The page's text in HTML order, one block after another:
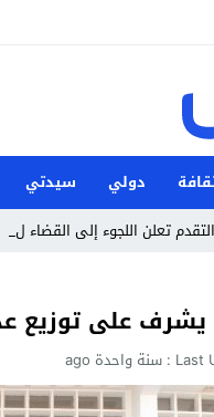
دولي سيدتي
تعلن اللجوء إلى القضاء
يشرف على توزيع
Last سنة واحدة ago